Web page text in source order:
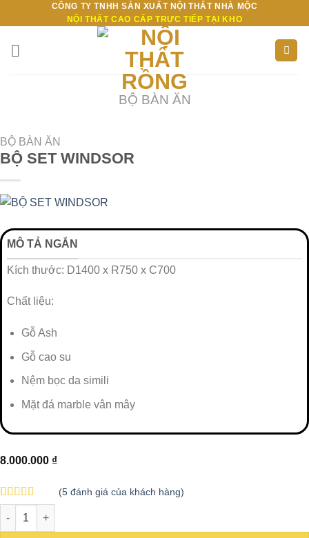
qua
nội
dung
CÔNG TY TNHH SẢN XUẤT NỘI THẤT NHÀ MỘC
NỘI THẤT CAO CẤP TRỰC TIẾP TẠI KHO
BỘ BÀN ĂN
BỘ BÀN ĂN
BỘ SET WINDSOR
MÔ TẢ NGẮN
Kích thước: D1400 x R750 x C700
Chất liệu:
Gỗ Ash
Gỗ cao su
Nệm bọc da simili
Mặt đá marble vân mây
8.000.000 ₫
3.60trên
5 dựa
trên
5
(5đánh giá của khách hàng)
BỘ SET WINDSOR số lượng